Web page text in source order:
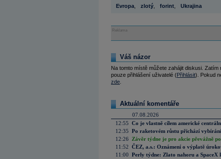
Evropa zlotý forint Ukrajina
Reklama
Váš názor
Na tomto místě můžete zahájit diskusi.
pouze přihlášení uživatelé (Přihlásit). Pokud
zde
Aktuální komentáře
07.08.2026
12:55 Co je vlastně cílem americké
12:35 Po raketovém růstu přichází
12:26
Závěr týdne je pro akcie převážně
11:52 ČEZ, a.s.: Oznámení o výplatě
11:00 Perly týdne: Zlato nahoru a SpaceX